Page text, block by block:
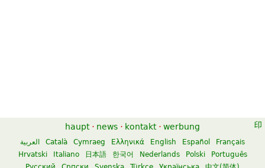
haupt · news · kontakt · werbung
العربية Català Cymraeg Ελληνικά English Español
Français
Hrvatski
Italiano 日本語 한국어 Nederlands Polski
Português